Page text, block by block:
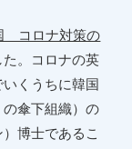
コロナ対策の
。コロナの英
くうちに韓国
傘下組織）の
博士であるこ